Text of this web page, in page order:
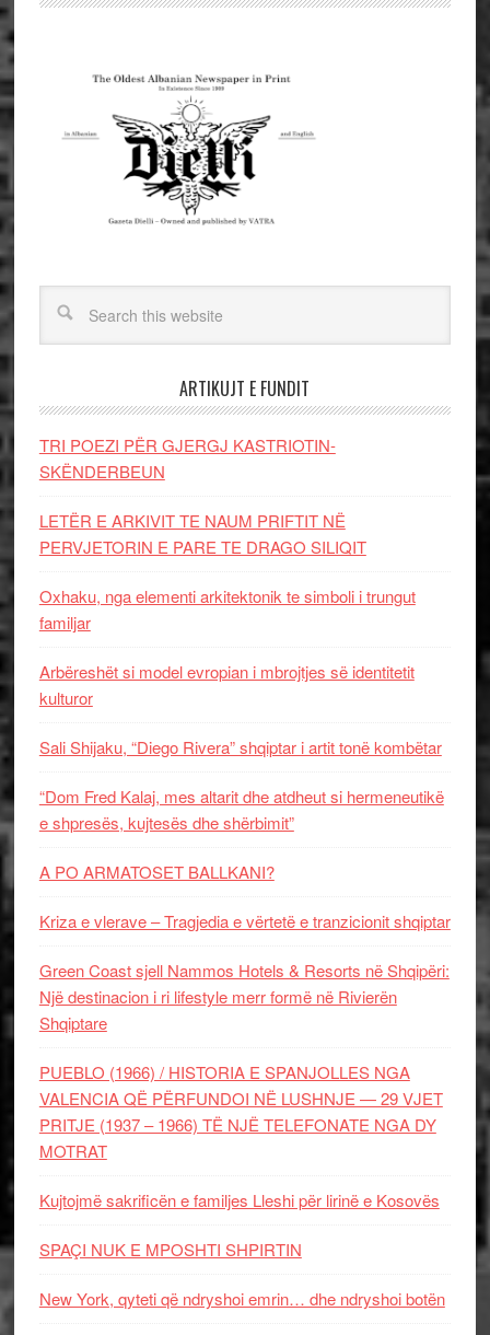
ARTIKUJT E FUNDIT
TRI POEZI PËR GJERGJ KASTRIOTIN-
SKËNDERBEUN
LETËR E ARKIVIT TE NAUM PRIFTIT NË
PERVJETORIN E PARE TE DRAGO SILIQIT
Oxhaku, nga elementi arkitektonik te simboli i trungut
familjar
Arbëreshët si model evropian i mbrojtjes së identitetit
kulturor
Sali Shijaku, “Diego Rivera” shqiptar i artit tonë kombëtar
“Dom Fred Kalaj, mes altarit dhe atdheut si hermeneutikë
e shpresës, kujtesës dhe shërbimit”
A PO ARMATOSET BALLKANI?
Kriza e vlerave – Tragjedia e vërtetë e tranzicionit shqiptar
Green Coast sjell Nammos Hotels & Resorts në Shqipëri:
Një destinacion i ri lifestyle merr formë në Rivierën
Shqiptare
PUEBLO (1966) / HISTORIA E SPANJOLLES NGA
VALENCIA QË PËRFUNDOI NË LUSHNJE — 29 VJET
PRITJE (1937 – 1966) TË NJË TELEFONATE NGA DY
MOTRAT
Kujtojmë sakrificën e familjes Lleshi për lirinë e Kosovës
SPAÇI NUK E MPOSHTI SHPIRTIN
New York, qyteti që ndryshoi emrin… dhe ndryshoi botën